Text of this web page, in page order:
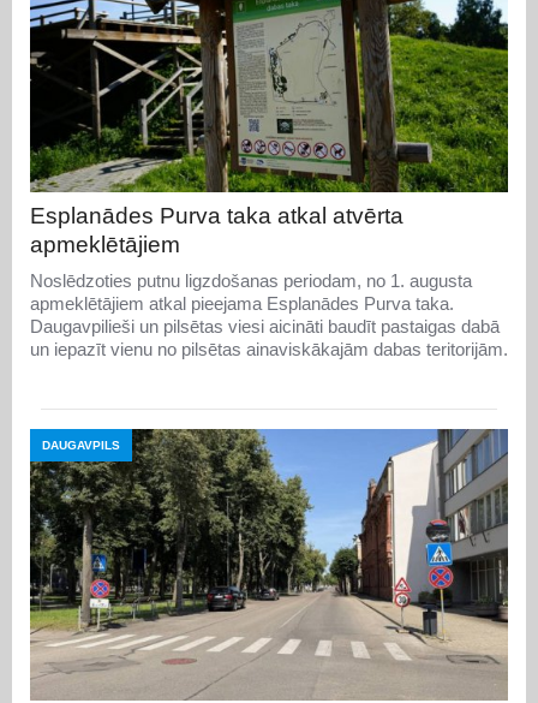
Esplanādes Purva taka atkal atvērta
apmeklētājiem
Noslēdzoties putnu ligzdošanas periodam, no 1. augusta
apmeklētājiem atkal pieejama Esplanādes Purva taka.
Daugavpilieši un pilsētas viesi aicināti baudīt pastaigas dabā
un iepazīt vienu no pilsētas ainaviskākajām dabas teritorijām.
DAUGAVPILS